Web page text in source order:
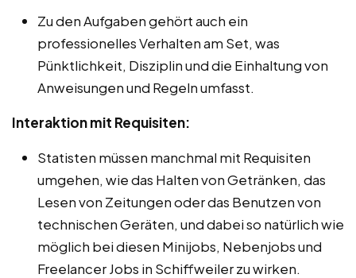
Zu den Aufgaben gehört auch ein
professionelles Verhalten am Set, was
Pünktlichkeit, Disziplin und die Einhaltung von
Anweisungen und Regeln umfasst.
Interaktion mit Requisiten:
Statisten müssen manchmal mit Requisiten
umgehen, wie das Halten von Getränken, das
Lesen von Zeitungen oder das Benutzen von
technischen Geräten, und dabei so natürlich wie
möglich bei diesen Minijobs, Nebenjobs und
Freelancer Jobs in Schiffweiler zu wirken.